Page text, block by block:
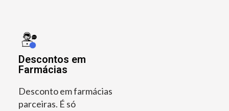
Descontos em
Farmácias
Desconto em farmácias
parceiras. É só